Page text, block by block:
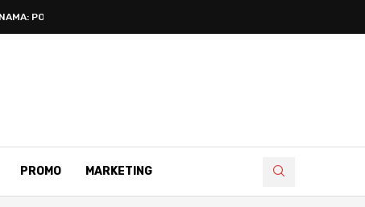
POZNATI...
PROMO MARKETING